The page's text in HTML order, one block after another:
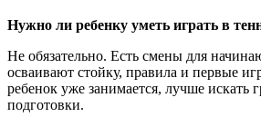
Нужно ли ребенку уметь играть в
Не обязательно. Есть смены для
осваивают стойку, правила и первые
ребенок уже занимается, лучше искать
подготовки.